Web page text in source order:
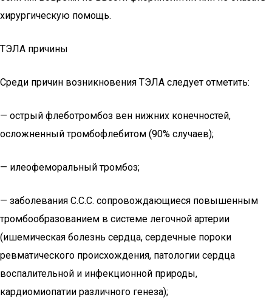
хирургическую помощь.
ТЭЛА причины
Среди причин возникновения ТЭЛА следует отметить:
— острый флеботромбоз вен нижних конечностей,
осложненный тромбофлебитом (90% случаев);
— илеофеморальный тромбоз;
— заболевания С.С.С. сопровождающиеся повышенным
тромбообразованием в системе легочной артерии
(ишемическая болезнь сердца, сердечные пороки
ревматического происхождения, патологии сердца
воспалительной и инфекционной природы,
кардиомиопатии различного генеза);